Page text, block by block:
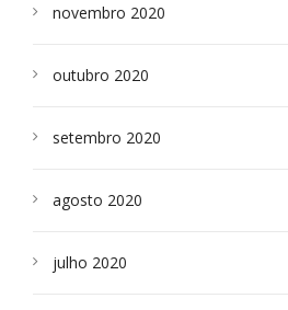
novembro 2020
outubro 2020
setembro 2020
agosto 2020
julho 2020